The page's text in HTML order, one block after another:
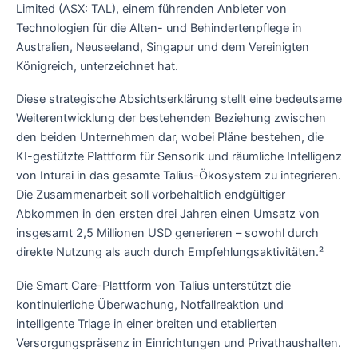
Limited (ASX: TAL), einem führenden Anbieter von
Technologien für die Alten- und Behindertenpflege in
Australien, Neuseeland, Singapur und dem Vereinigten
Königreich, unterzeichnet hat.
Diese strategische Absichtserklärung stellt eine bedeutsame
Weiterentwicklung der bestehenden Beziehung zwischen
den beiden Unternehmen dar, wobei Pläne bestehen, die
KI-gestützte Plattform für Sensorik und räumliche Intelligenz
von Inturai in das gesamte Talius-Ökosystem zu integrieren.
Die Zusammenarbeit soll vorbehaltlich endgültiger
Abkommen in den ersten drei Jahren einen Umsatz von
insgesamt 2,5 Millionen USD generieren – sowohl durch
direkte Nutzung als auch durch Empfehlungsaktivitäten.²
Die Smart Care-Plattform von Talius unterstützt die
kontinuierliche Überwachung, Notfallreaktion und
intelligente Triage in einer breiten und etablierten
Versorgungspräsenz in Einrichtungen und Privathaushalten.